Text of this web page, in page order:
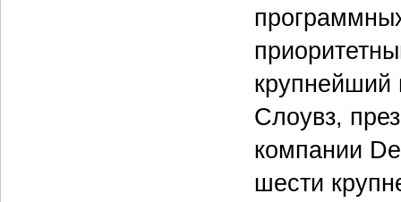
крупнейший
Слоувз,
компании
шести